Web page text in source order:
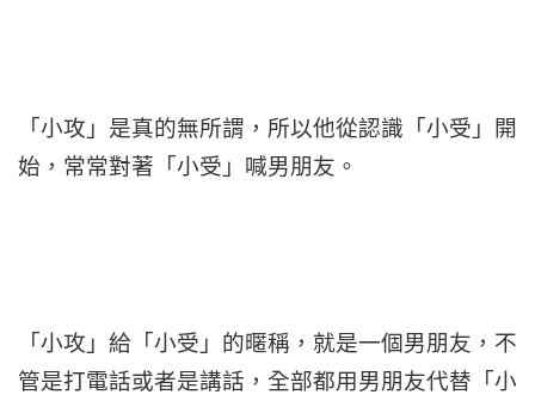
「小攻」是真的無所謂，所以他從認識「小受」開
始，常常對著「小受」喊男朋友。
「小攻」給「小受」的暱稱，就是一個男朋友，不
管是打電話或者是講話，全部都用男朋友代替「小